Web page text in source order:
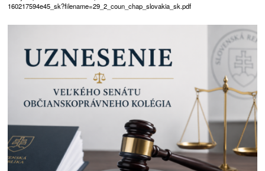
160217594e45_sk?filename=29_2_coun_chap_slovakia_sk.pdf